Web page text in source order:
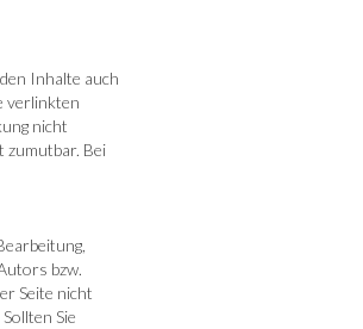
Inhalte auch
verlinkten
nicht
zumutbar. Bei
bzw.
Seite nicht
Sie